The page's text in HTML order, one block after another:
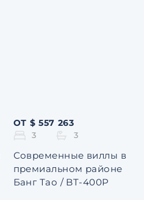
ОТ $ 557 263
3 3
Современные виллы в
премиальном районе
Банг Тао / BT-400P